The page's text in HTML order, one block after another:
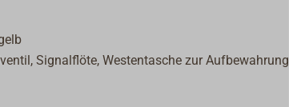
Signalflöte, Westentasche zur Aufbewahrung